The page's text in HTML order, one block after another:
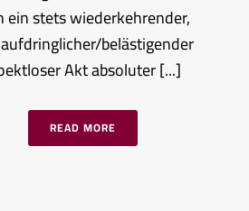
ein stets wiederkehrender,
belästigender
Akt absoluter [...]
READ MORE